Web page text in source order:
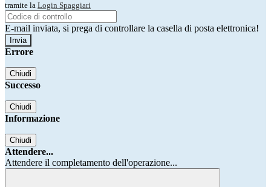
tramite la Login Spaggiari
E-mail inviata, si prega di controllare la casella di posta elettronica!
Errore
Chiudi
Successo
Chiudi
Informazione
Chiudi
Attendere...
Attendere il completamento dell'operazione...